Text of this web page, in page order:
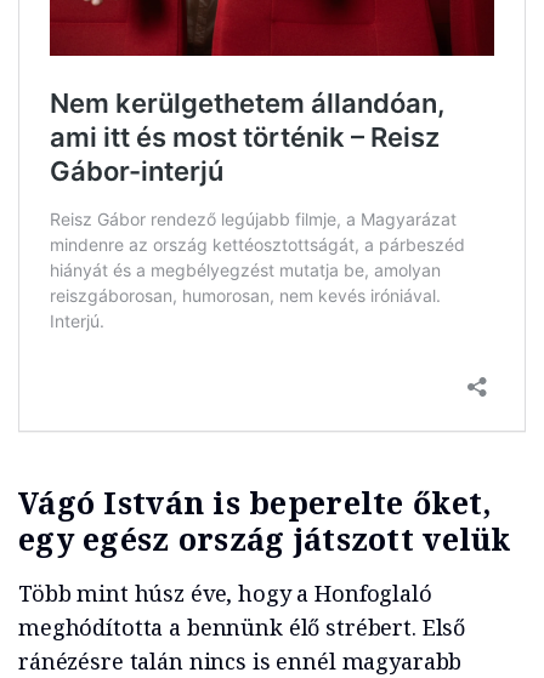
Vágó István is beperelte őket,
egy egész ország játszott velük
Több mint húsz éve, hogy a Honfoglaló
meghódította a bennünk élő strébert. Első
ránézésre talán nincs is ennél magyarabb